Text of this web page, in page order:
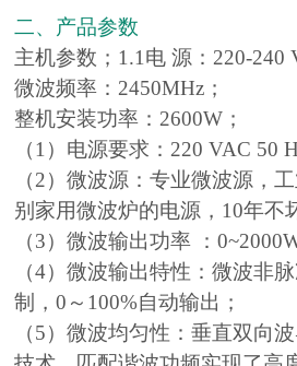
二、产品参数
主机参数；1.1电 源：220-240
微波频率：2450MHz；
整机安装功率：2600W；
（1）电源要求：220 VAC 50
（2）微波源：专业微波源，
别家用微波炉的电源，10年不
（3）微波输出功率 ：
（4）微波输出特性：微波非
制，0～100%自动输出；
（5）微波均匀性：垂直双向